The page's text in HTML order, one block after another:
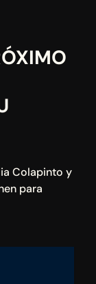
Colapinto y
para